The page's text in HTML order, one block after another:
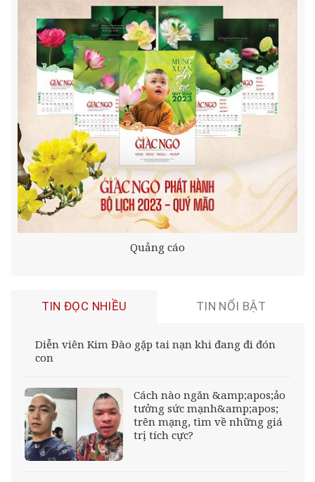
Quảng cáo
TIN ĐỌC NHIỀU TIN NỔI BẬT
Diễn viên Kim Đào gặp tai nạn khi đang đi đón
con
Cách nào ngăn &amp;apos;ảo
tưởng sức mạnh&amp;apos;
trên mạng, tìm về những giá
trị tích cực?